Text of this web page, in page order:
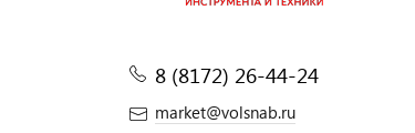
8 (8172) 26-44-24
market@volsnab.ru